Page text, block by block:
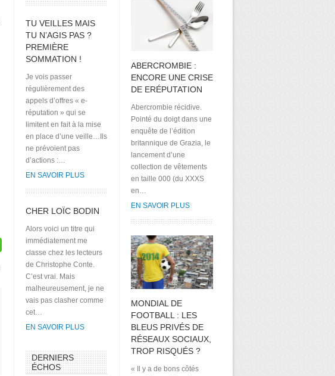
TU VEILLES MAIS
TU N’AGIS PAS ?
PREMIÈRE
SOMMATION !
Je vois passer
régulièrement des
appels d’offres « e-
réputation » qui se
limitent en fait à la mise
en place d’une veille…Ils
ne prévoient pas
d’actions :…
EN SAVOIR PLUS
CHER LOÏC BODIN
Alors voici un titre qui
immédiatement me
classe chez les lecteurs
de Christophe Conte.
C’est vrai. Mais
malheureusement, je ne
vais pas clasher comme
cet…
EN SAVOIR PLUS
DERNIERS
ÉCHOS
ABERCROMBIE :
ENCORE UNE CRISE
DE ERÉPUTATION
Abercrombie récidive.
Pointé du doigt dans une
enquête de l’édition
britannique de Grazia, le
lancement d’une
collection de vêtements
en taille 000 (du XXXS
en…
EN SAVOIR PLUS
MONDIAL DE
FOOTBALL : LES
BLEUS PRIVÉS DE
RÉSEAUX SOCIAUX,
TROP RISQUÉS ?
« Il y a de bons côtés